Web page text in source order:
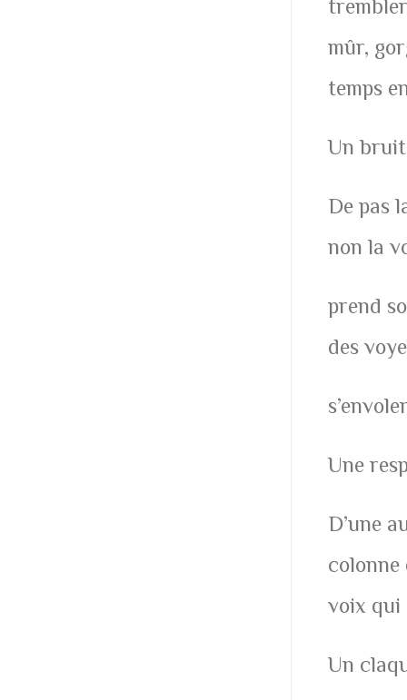
mûr,
temps
Un bruit
De pas
non la
prend
des
Une
D’une
colonne
voix qui
Un